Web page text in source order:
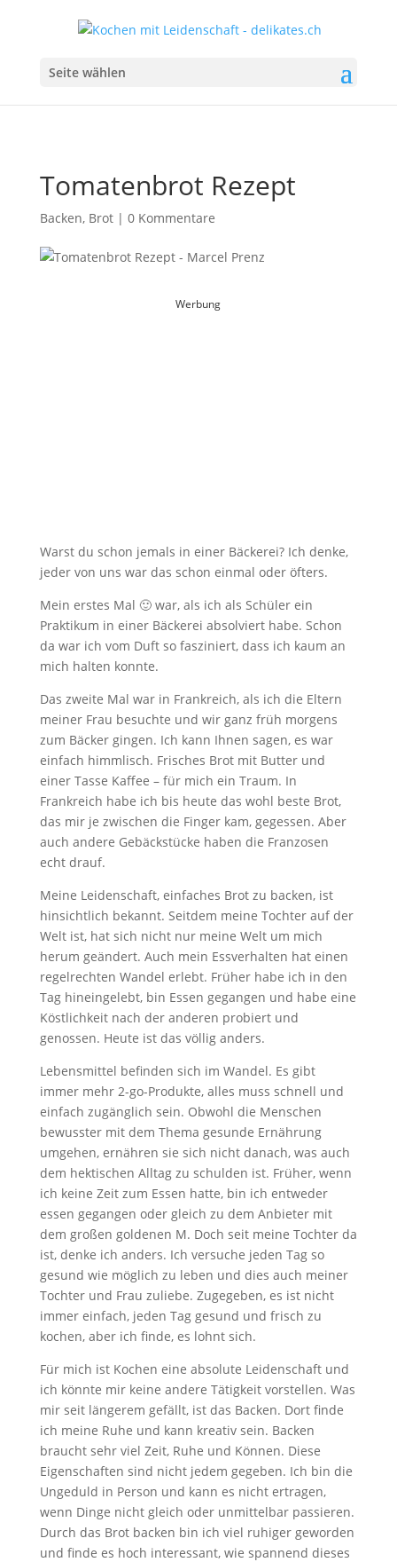
Seite wählen
Tomatenbrot Rezept
Backen, Brot| 0 Kommentare
Werbung
Warst du schon jemals in einer Bäckerei? Ich denke,
jeder von uns war das schon einmal oder öfters.
Mein erstes Mal 🙂 war, als ich als Schüler ein
Praktikum in einer Bäckerei absolviert habe. Schon
da war ich vom Duft so fasziniert, dass ich kaum an
mich halten konnte.
Das zweite Mal war in Frankreich, als ich die Eltern
meiner Frau besuchte und wir ganz früh morgens
zum Bäcker gingen. Ich kann Ihnen sagen, es war
einfach himmlisch. Frisches Brot mit Butter und
einer Tasse Kaffee – für mich ein Traum. In
Frankreich habe ich bis heute das wohl beste Brot,
das mir je zwischen die Finger kam, gegessen. Aber
auch andere Gebäckstücke haben die Franzosen
echt drauf.
Meine Leidenschaft, einfaches Brot zu backen, ist
hinsichtlich bekannt. Seitdem meine Tochter auf der
Welt ist, hat sich nicht nur meine Welt um mich
herum geändert. Auch mein Essverhalten hat einen
regelrechten Wandel erlebt. Früher habe ich in den
Tag hineingelebt, bin Essen gegangen und habe eine
Köstlichkeit nach der anderen probiert und
genossen. Heute ist das völlig anders.
Lebensmittel befinden sich im Wandel. Es gibt
immer mehr 2-go-Produkte, alles muss schnell und
einfach zugänglich sein. Obwohl die Menschen
bewusster mit dem Thema gesunde Ernährung
umgehen, ernähren sie sich nicht danach, was auch
dem hektischen Alltag zu schulden ist. Früher, wenn
ich keine Zeit zum Essen hatte, bin ich entweder
essen gegangen oder gleich zu dem Anbieter mit
dem großen goldenen M. Doch seit meine Tochter da
ist, denke ich anders. Ich versuche jeden Tag so
gesund wie möglich zu leben und dies auch meiner
Tochter und Frau zuliebe. Zugegeben, es ist nicht
immer einfach, jeden Tag gesund und frisch zu
kochen, aber ich finde, es lohnt sich.
Für mich ist Kochen eine absolute Leidenschaft und
ich könnte mir keine andere Tätigkeit vorstellen. Was
mir seit längerem gefällt, ist das Backen. Dort finde
ich meine Ruhe und kann kreativ sein. Backen
braucht sehr viel Zeit, Ruhe und Können. Diese
Eigenschaften sind nicht jedem gegeben. Ich bin die
Ungeduld in Person und kann es nicht ertragen,
wenn Dinge nicht gleich oder unmittelbar passieren.
Durch das Brot backen bin ich viel ruhiger geworden
und finde es hoch interessant, wie spannend dieses